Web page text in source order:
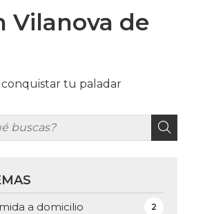
Vilanova de
conquistar tu paladar
a domicilio 2